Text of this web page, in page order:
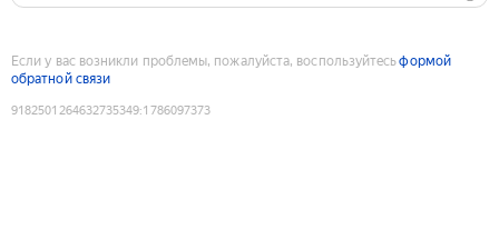
Если у вас возникли проблемы, пожалуйста, воспользуйтесьформой
обратной связи
9182501264632735349:1786097373